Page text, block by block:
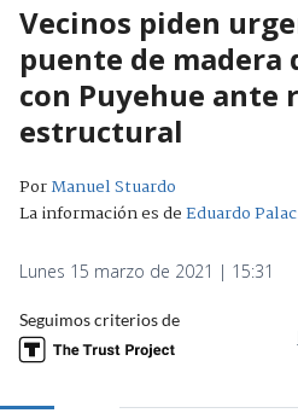
Vecinos piden
puente de madera
con Puyehue ante
estructural
PorManuel Stuardo
La información es deEduardo
Lunes 15 marzo de 2021 | 15:31
Seguimos criterios de